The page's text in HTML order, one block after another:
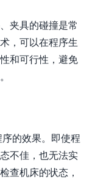
夹具的碰撞是常
，可以在程序生
和可行性，避免
的效果。即使程
不佳，也无法实
查机床的状态，